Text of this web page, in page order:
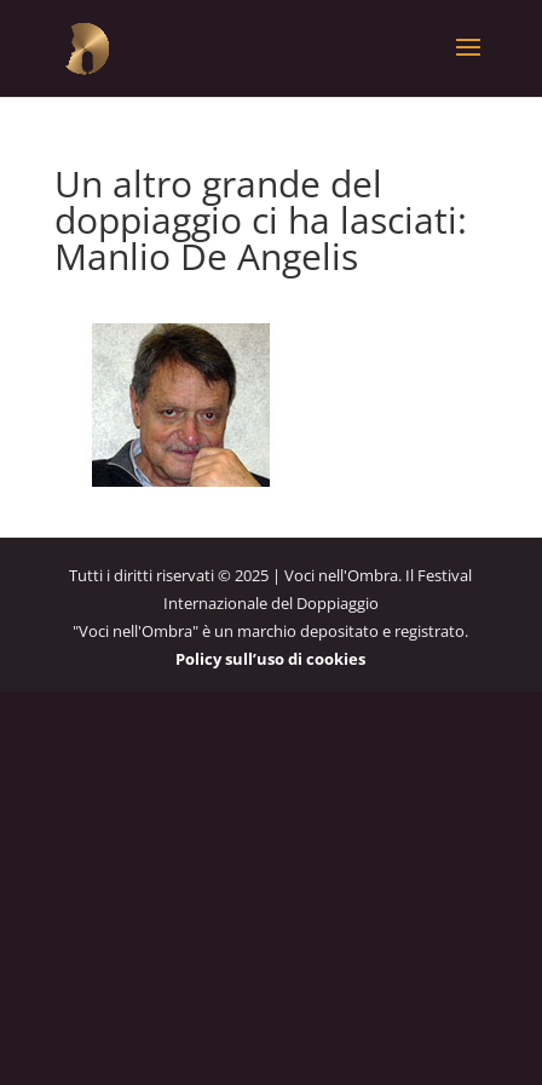
Un altro grande del
doppiaggio ci ha lasciati:
Manlio De Angelis
Tutti i diritti riservati © 2025 | Voci nell'Ombra. Il Festival
Internazionale del Doppiaggio
"Voci nell'Ombra" è un marchio depositato e registrato.
Policy sull’uso di cookies